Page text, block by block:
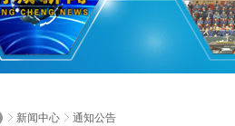
新闻中心 通知公告